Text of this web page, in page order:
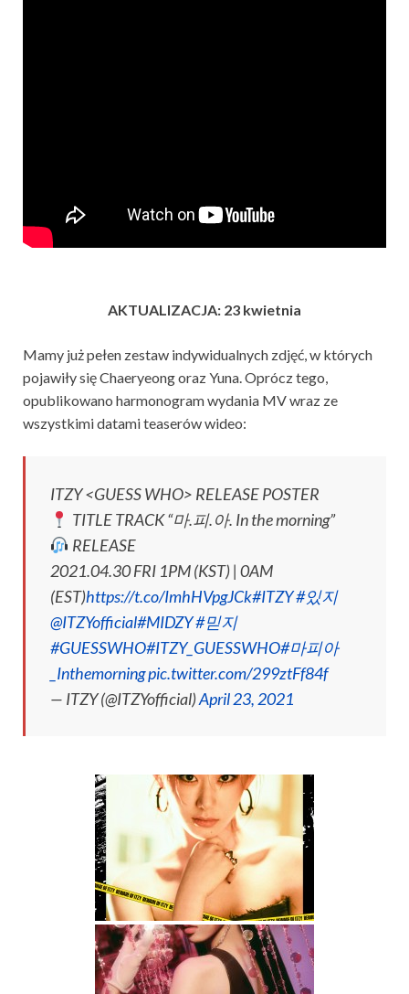
AKTUALIZACJA: 23 kwietnia
Mamy już pełen zestaw indywidualnych zdjęć, w których
pojawiły się Chaeryeong oraz Yuna. Oprócz tego,
opublikowano harmonogram wydania MV wraz ze
wszystkimi datami teaserów wideo:
ITZY <GUESS WHO> RELEASE POSTER
TITLE TRACK “마.피.아. In the morning”
RELEASE
2021.04.30 FRI 1PM (KST) | 0AM
(EST)https://t.co/ImhHVpgJCk#ITZY#있지
@ITZYofficial#MIDZY#믿지
#GUESSWHO#ITZY_GUESSWHO#마피아
_Inthemorningpic.twitter.com/299ztFf84f
— ITZY (@ITZYofficial)April 23, 2021